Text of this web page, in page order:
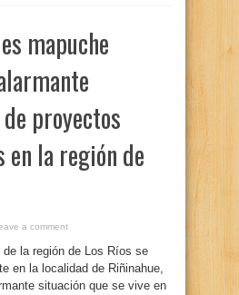
mapuche
proyectos
en la región de
a comment
de la región de Los Ríos se
en la localidad de Riñinahue,
situación que se vive en